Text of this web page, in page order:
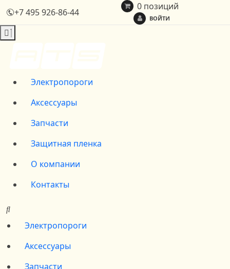
+7 495 926-86-44
0 позиций
ВОЙТИ
Электропороги
Аксессуары
Запчасти
Защитная пленка
О компании
Контакты
Электропороги
Аксессуары
Запчасти